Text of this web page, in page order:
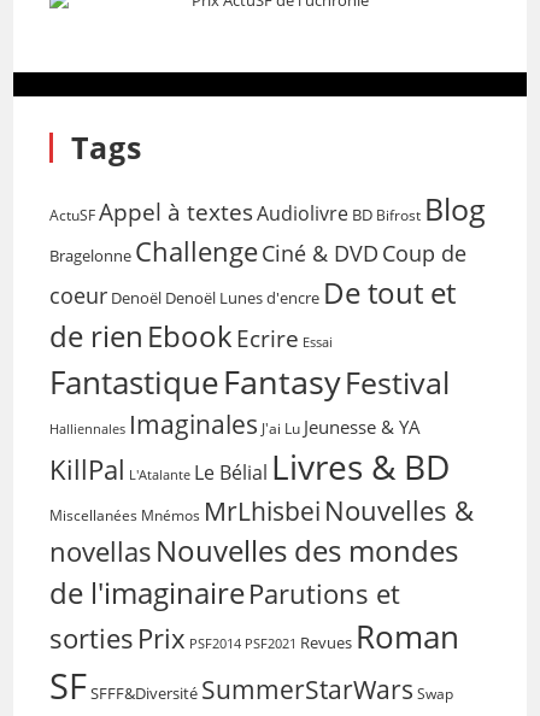
Tags
ActuSF Appel à textesAudiolivre BD Bifrost Blog
Bragelonne ChallengeCiné & DVD Coup de
coeur Denoël Denoël Lunes d'encre De tout et
de rien EbookEcrire Essai
FantastiqueFantasyFestival
Halliennales Imaginales J'ai Lu Jeunesse & YA
KillPal L'Atalante Le Bélial Livres & BD
Miscellanées Mnémos MrLhisbei Nouvelles &
novellas Nouvelles des mondes
de l'imaginaireParutions et
sorties Prix PSF2014 PSF2021 Revues Roman
SFSFFF&Diversité SummerStarWars Swap